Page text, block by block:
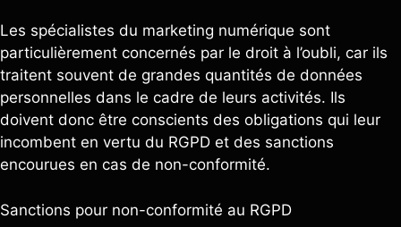
Les spécialistes du marketing numérique sont
particulièrement concernés par le droit à l’oubli, car ils
traitent souvent de grandes quantités de données
personnelles dans le cadre de leurs activités. Ils
doivent donc être conscients des obligations qui leur
incombent en vertu du RGPD et des sanctions
encourues en cas de non-conformité.
Sanctions pour non-conformité au RGPD